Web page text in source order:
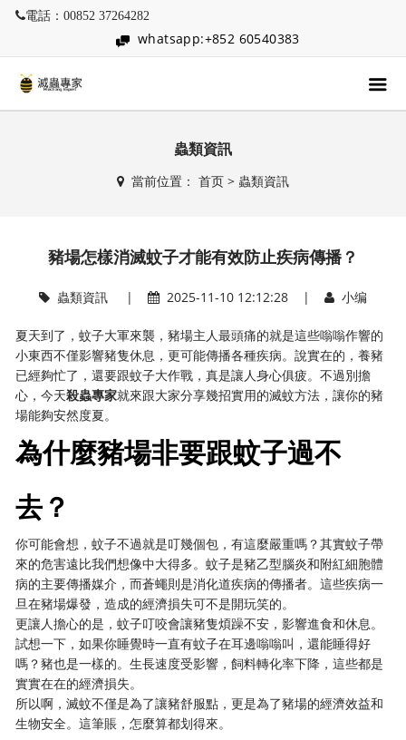
電話：00852 37264282
whatsapp:+852 60540383
蟲類資訊
當前位置： 首页> 蟲類資訊
豬場怎樣消滅蚊子才能有效防止疾病傳播？
蟲類資訊| 2025-11-10 12:12:28 | 小编
夏天到了，蚊子大軍來襲，豬場主人最頭痛的就是這些嗡嗡作響的
小東西不僅影響豬隻休息，更可能傳播各種疾病。說實在的，養豬
已經夠忙了，還要跟蚊子大作戰，真是讓人身心俱疲。不過別擔
心，今天殺蟲專家就來跟大家分享幾招實用的滅蚊方法，讓你的豬
場能夠安然度夏。
為什麼豬場非要跟蚊子過不
去？
你可能會想，蚊子不過就是叮幾個包，有這麼嚴重嗎？其實蚊子帶
來的危害遠比我們想像中大得多。蚊子是豬乙型腦炎和附紅細胞體
病的主要傳播媒介，而蒼蠅則是消化道疾病的傳播者。這些疾病一
旦在豬場爆發，造成的經濟損失可不是開玩笑的。
更讓人擔心的是，蚊子叮咬會讓豬隻煩躁不安，影響進食和休息。
試想一下，如果你睡覺時一直有蚊子在耳邊嗡嗡叫，還能睡得好
嗎？豬也是一樣的。生長速度受影響，飼料轉化率下降，這些都是
實實在在的經濟損失。
所以啊，滅蚊不僅是為了讓豬舒服點，更是為了豬場的經濟效益和
生物安全。這筆賬，怎麼算都划得來。